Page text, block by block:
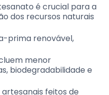
é crucial para a
dos recursos naturais
prima renovável,
menor
biodegradabilidade e
feitos de